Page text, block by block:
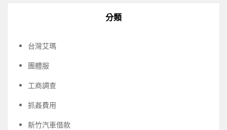
分類
台灣艾瑪
團體服
工商調查
抓姦費用
新竹汽車借款